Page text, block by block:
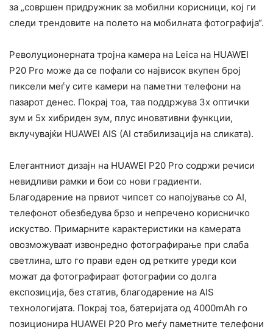
за „совршен придружник за мобилни корисници, кој ги
следи трендовите на полето на мобилната фотографија“.
Револуционерната тројна камера на Leica на HUAWEI
P20 Pro може да се пофали со највисок вкупен број
пиксели меѓу сите камери на паметни телефони на
пазарот денес. Покрај тоа, таа поддржува 3x оптички
зум и 5x хибриден зум, плус иновативни функции,
вклучувајќи HUAWEI AIS (AI стабилизација на сликата).
Елегантниот дизајн на HUAWEI P20 Pro содржи речиси
невидливи рамки и бои со нови градиенти.
Благодарение на првиот чипсет со напојување со AI,
телефонот обезбедува брзо и непречено корисничко
искуство. Примарните карактеристики на камерата
овозможуваат извонредно фотографирање при слаба
светлина, што го прави еден од ретките уреди кои
можат да фотографираат фотографии со долга
експозиција, без статив, благодарение на AIS
технологијата. Покрај тоа, батеријата од 4000mAh го
позиционира HUAWEI P20 Pro меѓу паметните телефони